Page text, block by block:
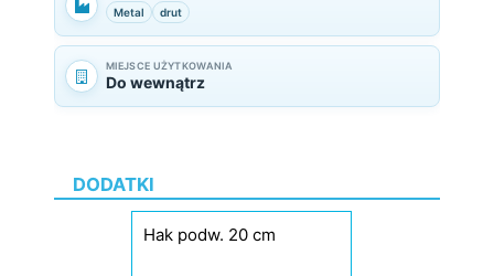
Metal drut
MIEJSCE UŻYTKOWANIA
Do wewnątrz
DODATKI
Hak podw. 20 cm